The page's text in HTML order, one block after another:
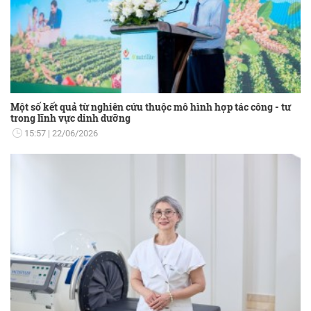
Một số kết quả từ nghiên cứu thuộc mô hình hợp tác công - tư
trong lĩnh vực dinh dưỡng
15:57 22/06/2026